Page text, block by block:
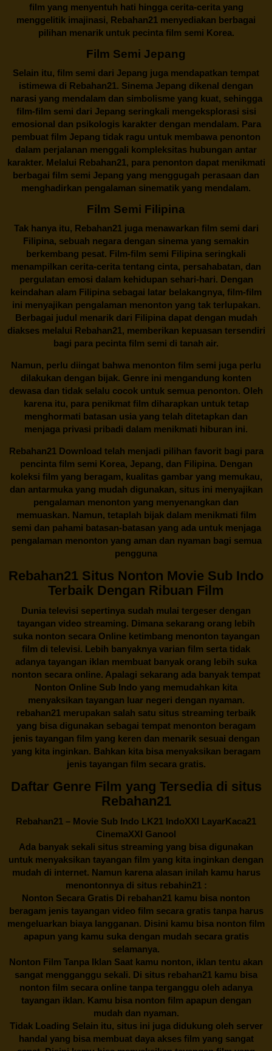
film yang menyentuh hati hingga cerita-cerita yang
menggelitik imajinasi, Rebahan21 menyediakan berbagai
pilihan menarik untuk pecinta film semi Korea.
Film Semi Jepang
Selain itu, film semi dari Jepang juga mendapatkan tempat
istimewa di Rebahan21. Sinema Jepang dikenal dengan
narasi yang mendalam dan simbolisme yang kuat, sehingga
film-film semi dari Jepang seringkali mengeksplorasi sisi
emosional dan psikologis karakter dengan mendalam. Para
pembuat film Jepang tidak ragu untuk membawa penonton
dalam perjalanan menggali kompleksitas hubungan antar
karakter. Melalui Rebahan21, para penonton dapat menikmati
berbagai film semi Jepang yang menggugah perasaan dan
menghadirkan pengalaman sinematik yang mendalam.
Film Semi Filipina
Tak hanya itu, Rebahan21juga menawarkan film semi dari
Filipina, sebuah negara dengan sinema yang semakin
berkembang pesat. Film-film semi Filipina seringkali
menampilkan cerita-cerita tentang cinta, persahabatan, dan
pergulatan emosi dalam kehidupan sehari-hari. Dengan
keindahan alam Filipina sebagai latar belakangnya, film-film
ini menyajikan pengalaman menonton yang tak terlupakan.
Berbagai judul menarik dari Filipina dapat dengan mudah
diakses melalui Rebahan21, memberikan kepuasan tersendiri
bagi para pecinta film semi di tanah air.
Namun, perlu diingat bahwa menonton film semi juga perlu
dilakukan dengan bijak. Genre ini mengandung konten
dewasa dan tidak selalu cocok untuk semua penonton. Oleh
karena itu, para penikmat film diharapkan untuk tetap
menghormati batasan usia yang telah ditetapkan dan
menjaga privasi pribadi dalam menikmati hiburan ini.
Rebahan21Download telah menjadi pilihan favorit bagi para
pencinta film semi Korea, Jepang, dan Filipina. Dengan
koleksi film yang beragam, kualitas gambar yang memukau,
dan antarmuka yang mudah digunakan, situs ini menyajikan
pengalaman menonton yang menyenangkan dan
memuaskan. Namun, tetaplah bijak dalam menikmati film
semi dan pahami batasan-batasan yang ada untuk menjaga
pengalaman menonton yang aman dan nyaman bagi semua
pengguna
Rebahan21 Situs Nonton Movie Sub Indo
Terbaik Dengan Ribuan Film
Dunia televisi sepertinya sudah mulai tergeser dengan
tayangan video streaming. Dimana sekarang orang lebih
suka nonton secara Online ketimbang menonton tayangan
film di televisi. Lebih banyaknya varian film serta tidak
adanya tayangan iklan membuat banyak orang lebih suka
nonton secara online. Apalagi sekarang ada banyak tempat
Nonton Online Sub Indo yang memudahkan kita
menyaksikan tayangan luar negeri dengan nyaman.
rebahan21 merupakan salah satu situs streaming terbaik
yang bisa digunakan sebagai tempat menonton beragam
jenis tayangan film yang keren dan menarik sesuai dengan
yang kita inginkan. Bahkan kita bisa menyaksikan beragam
jenis tayangan film secara gratis.
Daftar Genre Film yang Tersedia di situs
Rebahan21
Rebahan21 – Movie Sub Indo LK21 IndoXXI LayarKaca21
CinemaXXI Ganool
Ada banyak sekali situs streaming yang bisa digunakan
untuk menyaksikan tayangan film yang kita inginkan dengan
mudah di internet. Namun karena alasan inilah kamu harus
menontonnya di situs rebahin21 :
Nonton Secara Gratis Di rebahan21 kamu bisa nonton
beragam jenis tayangan video film secara gratis tanpa harus
mengeluarkan biaya langganan. Disini kamu bisa nonton film
apapun yang kamu suka dengan mudah secara gratis
selamanya.
Nonton Film Tanpa Iklan Saat kamu nonton, iklan tentu akan
sangat mengganggu sekali. Di situs rebahan21 kamu bisa
nonton film secara online tanpa terganggu oleh adanya
tayangan iklan. Kamu bisa nonton film apapun dengan
mudah dan nyaman.
Tidak Loading Selain itu, situs ini juga didukung oleh server
handal yang bisa membuat daya akses film yang sangat